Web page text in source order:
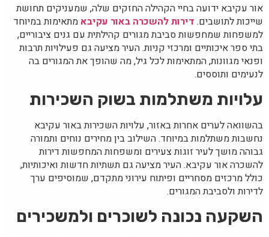
אור עקיבא ידועה בחיי הקהילה החזקים שלה, שמעניקים תחושת
שייכות לתושבים. דירות להשכרה באור עקיבא מתאימות במיוחד
למשפחות שמחפשות סביבת מגורים קהילתית עם גנים ציבוריים,
בתי ספר איכותיים ומרכזי קניות. העיר מציעה גם פעילויות תרבות
ופנאי מגוונות, המתאימות לכל גיל, מה שהופך את המגורים בה
לנעימים ותוססים.
עלויות משתלמות בשוק השכירות
בהשוואה לערים אחרות באזור, עלויות השכירות באור עקיבא
נחשבות משתלמות במיוחד. השילוב בין מחירים נוחים ותמורה
גבוהה מושך לעיר זוגות צעירים ומשפחות המחפשות דירות
להשכרה אור עקיבא. העיר מציעה גם תשתיות חדשות ואיכותיות,
כולל מרכזים מסחריים ופיתוח עירוני מתקדם, שמוסיפים ערך
לדירות ולסביבת המגורים.
השקעה נכונה לשוכרים ולמשכירים